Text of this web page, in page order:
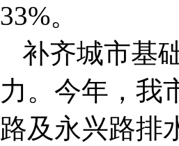
33%。
补齐城市基
力。今年，我
路及永兴路排